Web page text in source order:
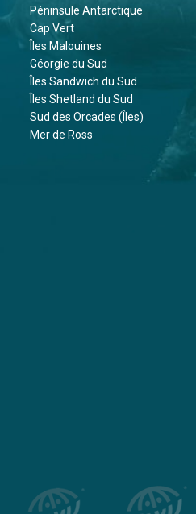
Péninsule Antarctique
Cap Vert
Îles Malouines
Géorgie du Sud
Îles Sandwich du Sud
Îles Shetland du Sud
Sud des Orcades (Îles)
Mer de Ross